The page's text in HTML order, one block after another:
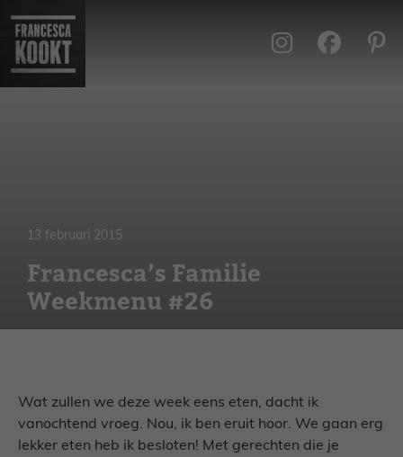
naar
inhoud
13 februari 2015
Francesca’s Familie
Weekmenu #26
Wat zullen we deze week eens eten, dacht ik
vanochtend vroeg. Nou, ik ben eruit hoor. We gaan erg
lekker eten heb ik besloten! Met gerechten die je